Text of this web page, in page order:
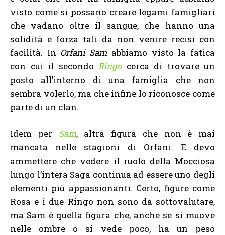
visto come si possano creare legami famigliari
che vadano oltre il sangue, che hanno una
solidità e forza tali da non venire recisi con
facilità. In Orfani Sam abbiamo visto la fatica
con cui il secondo Ringocerca di trovare un
posto all’interno di una famiglia che non
sembra volerlo, ma che infine lo riconosce come
parte di un clan.
Idem per Sam, altra figura che non è mai
mancata nelle stagioni di Orfani. E devo
ammettere che vedere il ruolo della Mocciosa
lungo l’intera Saga continua ad essere uno degli
elementi più appassionanti. Certo, figure come
Rosa e i due Ringo non sono da sottovalutare,
ma Sam è quella figura che, anche se si muove
nelle ombre o si vede poco, ha un peso